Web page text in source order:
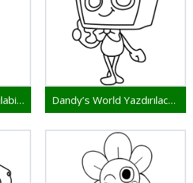
Dandy’s World Yazdırılabilir Çizim Dandy’s World Yazdırılacak Resim